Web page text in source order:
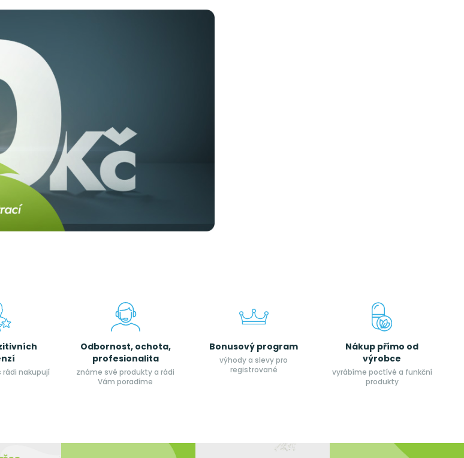
rádi nakupují
Odbornost, ochota,
profesionalita
známe své produkty a rádi
Vám poradíme
Bonusový program
výhody a slevy pro
registrované
Nákup přímo od
výrobce
vyrábíme poctívé a funkční
produkty